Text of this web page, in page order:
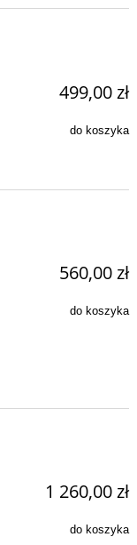
499,00 zł
do koszyka
560,00 zł
do koszyka
1 260,00 zł
do koszyka